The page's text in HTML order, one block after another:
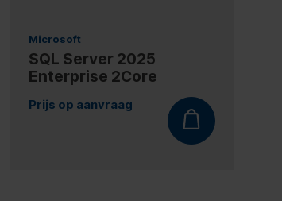
Microsoft
SQL Server 2025
Enterprise 2Core
Prijs op aanvraag